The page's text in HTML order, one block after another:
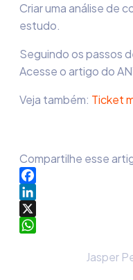
Criar umaanálise de
estudo.
Seguindo os passos
Acesse o artigo do
Veja também: Ticket
Compartilhe esse
Facebook
LinkedIn
X
Jasper